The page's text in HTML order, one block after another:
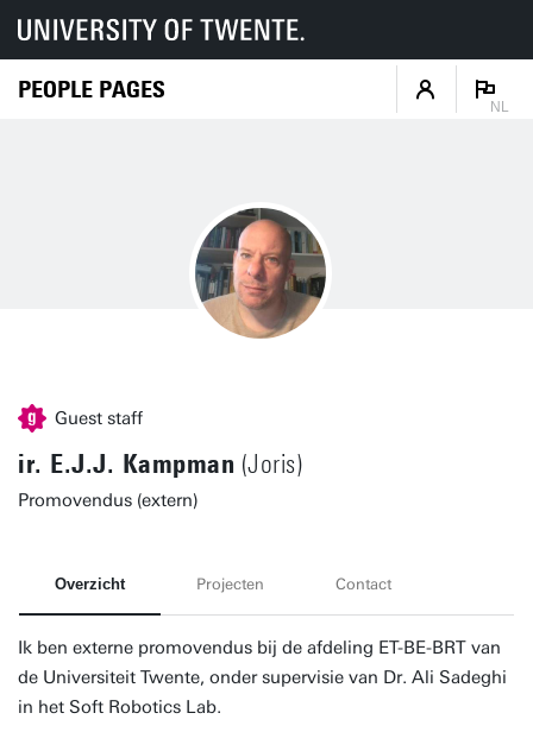
PEOPLE PAGES
NL
Guest staff
ir. E.J.J. Kampman (Joris)
Promovendus (extern)
Overzicht Projecten Contact
Ik ben externe promovendus bij de afdeling ET-BE-BRT van
de Universiteit Twente, onder supervisie van Dr. Ali Sadeghi
in het Soft Robotics Lab.